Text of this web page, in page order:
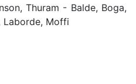
Thuram - Balde, Boga,
Laborde, Moffi